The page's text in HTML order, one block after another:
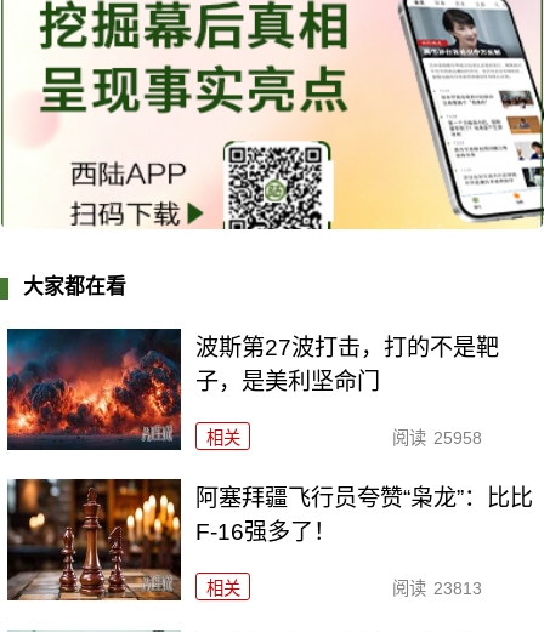
大家都在看
波斯第27波打击，打的不是靶
子，是美利坚命门
相关 阅读 25958
阿塞拜疆飞行员夸赞“枭龙”：比比
F-16强多了！
相关 阅读 23813